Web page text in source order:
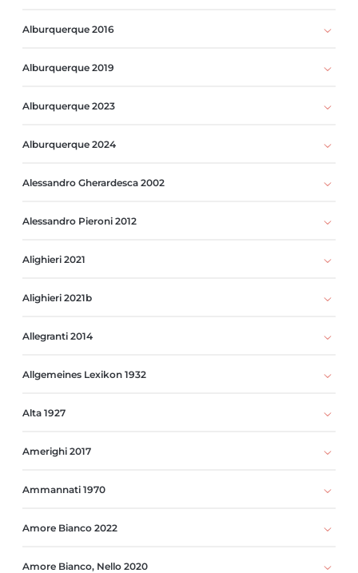
Alburquerque 2016
Alburquerque 2019
Alburquerque 2023
Alburquerque 2024
Alessandro Gherardesca 2002
Alessandro Pieroni 2012
Alighieri 2021
Alighieri 2021b
Allegranti 2014
Allgemeines Lexikon 1932
Alta 1927
Amerighi 2017
Ammannati 1970
Amore Bianco 2022
Amore Bianco, Nello 2020